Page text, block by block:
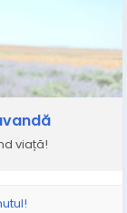
viață!